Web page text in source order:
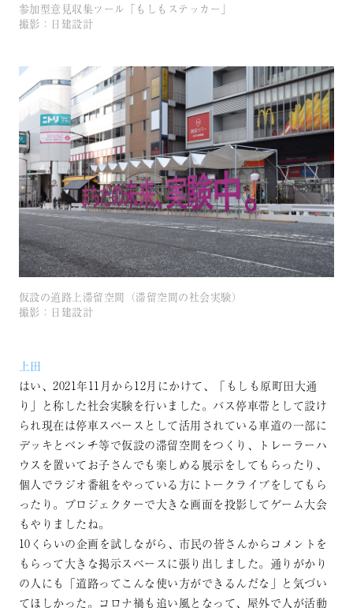
参加型意見収集ツール「もしもステッカー」
撮影：日建設計
仮設の道路上滞留空間（滞留空間の社会実験）
撮影：日建設計
上田
はい、2021年11月から12月にかけて、「もしも原町田大通
り」と称した社会実験を行いました。バス停車帯として設け
られ現在は停車スペースとして活用されている車道の一部に
デッキとベンチ等で仮設の滞留空間をつくり、トレーラーハ
ウスを置いてお子さんでも楽しめる展示をしてもらったり、
個人でラジオ番組をやっている方にトークライブをしてもら
ったり。プロジェクターで大きな画面を投影してゲーム大会
もやりましたね。
10くらいの企画を試しながら、市民の皆さんからコメントを
もらって大きな掲示スペースに張り出しました。通りがかり
の人にも「道路ってこんな使い方ができるんだな」と気づい
てほしかった。コロナ禍も追い風となって、屋外で人が活動